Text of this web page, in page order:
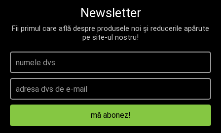
Newsletter
Fii primul care află despre produsele noi și reducerile apărute
pe site-ul nostru!
mă abonez!